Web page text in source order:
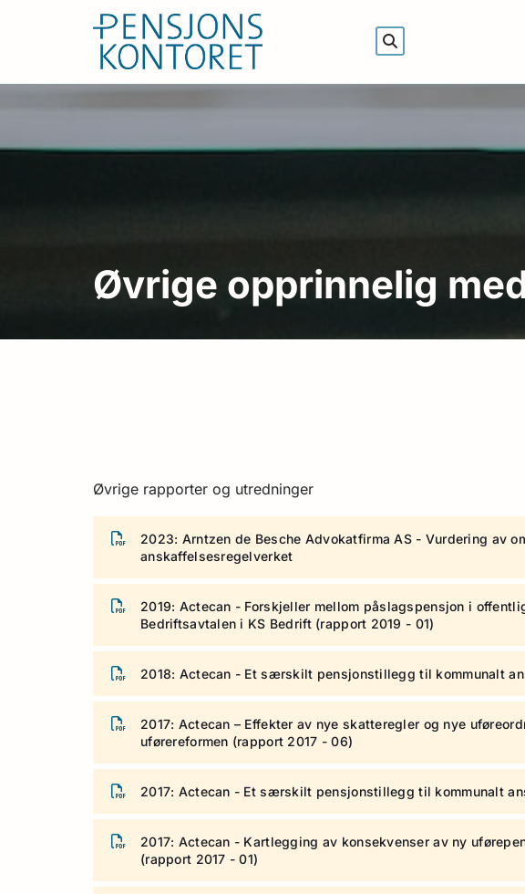
Øvrige opprinnelig
Øvrige rapporter og utredninger
2023: Arntzen de Besche Advokatfirma AS - Vurdering av
anskaffelsesregelverket
2019: Actecan - Forskjeller mellom påslagspensjon i
Bedriftsavtalen i KS Bedrift (rapport 2019 - 01)
2018: Actecan - Et særskilt pensjonstillegg til kommunalt
2017: Actecan – Effekter av nye skatteregler og nye
uførereformen (rapport 2017 - 06)
2017: Actecan - Et særskilt pensjonstillegg til kommunalt
2017: Actecan - Kartlegging av konsekvenser av ny
(rapport 2017 - 01)